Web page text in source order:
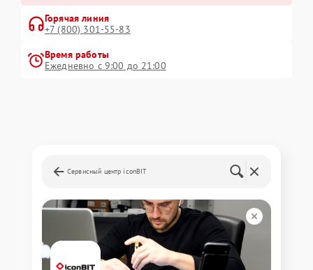
Горячая линия
+7 (800) 301-55-83
Время работы
Ежедневно с 9:00 до 21:00
Сервисный центр iconBIT